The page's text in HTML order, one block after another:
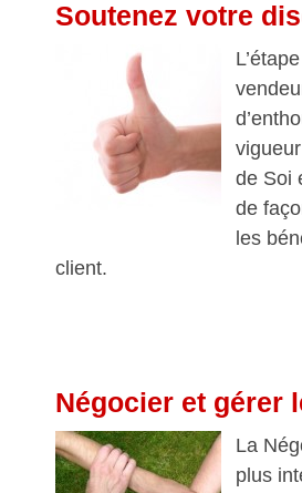
Soutenez votre
de Soi
de
les
client.
Négocier et gérer
La
plus